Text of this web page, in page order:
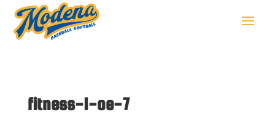
fitness-1-oe-7